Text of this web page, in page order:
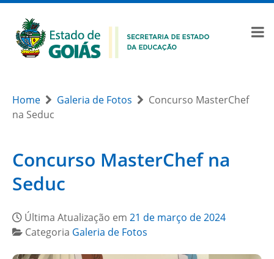
Home Galeria de Fotos
Concurso MasterChef
na Seduc
Concurso MasterChef na
Seduc
Última Atualização em 21 de março de 2024
Categoria Galeria de Fotos